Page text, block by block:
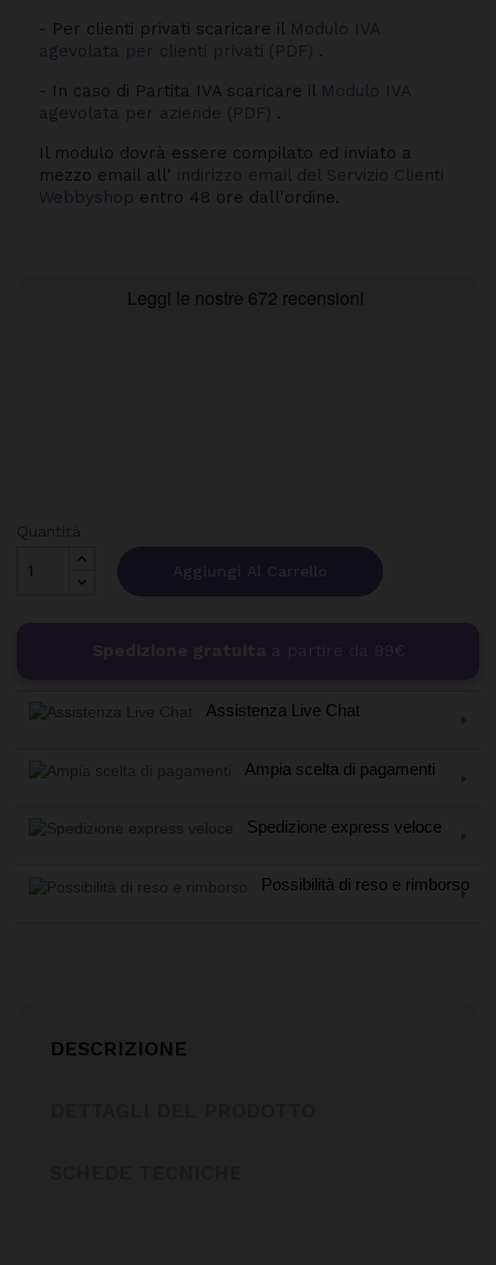
- Per clienti privati scaricare il Modulo IVA
agevolata per clienti privati (PDF) .
- In caso di Partita IVA scaricare il Modulo IVA
agevolata per aziende (PDF) .
Il modulo dovrà essere compilato ed inviato a
mezzo email all' indirizzo email del Servizio Clienti
Webbyshop entro 48 ore dall'ordine.
Aggiungi Al Carrello
Assistenza Live Chat
Ampia scelta di pagamenti
Spedizione express veloce
Possibilità di reso e rimborso
DESCRIZIONE